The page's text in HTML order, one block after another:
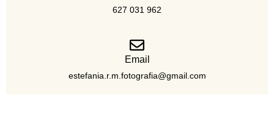
627 031 962
Email
estefania.r.m.fotografia@gmail.com